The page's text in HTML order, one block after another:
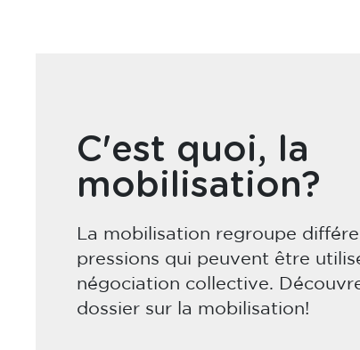
C'est quoi, la
mobilisation?
La mobilisation regroupe
pressions qui peuvent être
négociation collective.
dossier sur la mobilisation!